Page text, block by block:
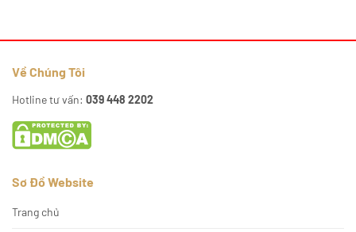
Về Chúng Tôi
Hotline tư vấn: 039 448 2202
Sơ Đồ Website
Trang chủ